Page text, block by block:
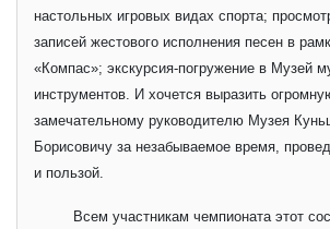
настольных игровых видах спорта;
записей жестового исполнения песен в
«Компас»; экскурсия-погружение в Музей
инструментов. И хочется выразить
замечательному руководителю Музея
Борисовичу за незабываемое время,
и пользой.
Всем участникам чемпионата этот